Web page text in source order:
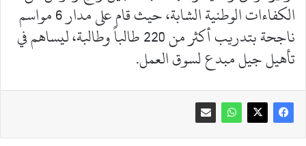
الكفاءات الوطنية الشابة، حيث قام على مدار 6 مواسم
ناجحة بتدريب أكثر من 220 طالباً وطالبة، ليساهم في
تأهيل جيل مبدع لسوق العمل.